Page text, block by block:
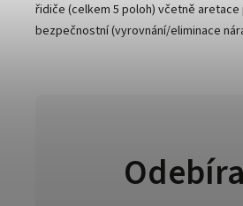
řidiče (celkem 5 poloh) včetně aretace
bezpečnostní (vyrovnání/eliminace